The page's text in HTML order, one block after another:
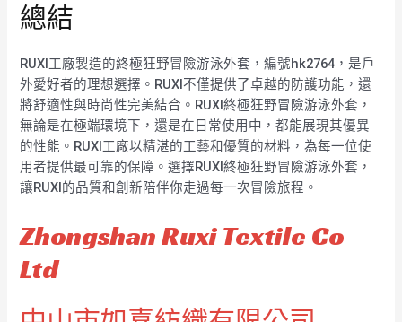
總結
RUXI工廠製造的終極狂野冒險游泳外套，編號hk2764，是戶
外愛好者的理想選擇。RUXI不僅提供了卓越的防護功能，還
將舒適性與時尚性完美結合。RUXI終極狂野冒險游泳外套，
無論是在極端環境下，還是在日常使用中，都能展現其優異
的性能。RUXI工廠以精湛的工藝和優質的材料，為每一位使
用者提供最可靠的保障。選擇RUXI終極狂野冒險游泳外套，
讓RUXI的品質和創新陪伴你走過每一次冒險旅程。
Zhongshan Ruxi Textile Co
Ltd